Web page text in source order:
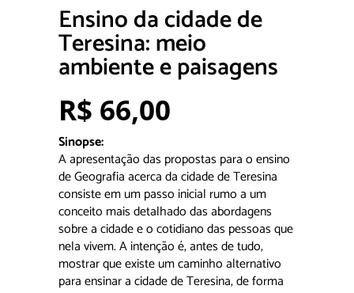
Ensino da cidade de
Teresina: meio
ambiente e paisagens
R$ 66,00
Sinopse:
A apresentação das propostas para o ensino
de Geografia acerca da cidade de Teresina
consiste em um passo inicial rumo a um
conceito mais detalhado das abordagens
sobre a cidade e o cotidiano das pessoas que
nela vivem. A intenção é, antes de tudo,
mostrar que existe um caminho alternativo
para ensinar a cidade de Teresina, de forma